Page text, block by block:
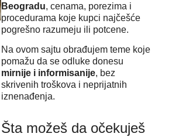
Beogradu, cenama, porezima i
procedurama koje kupci najčešće
pogrešno razumeju ili potcene.
Na ovom sajtu obrađujem teme koje
pomažu da se odluke donesu
mirnije i informisanije, bez
skrivenih troškova i neprijatnih
iznenađenja.
Šta možeš da očekuješ